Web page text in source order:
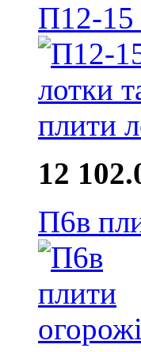
П12-15
12
П6в